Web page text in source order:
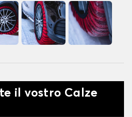
il vostro Calze